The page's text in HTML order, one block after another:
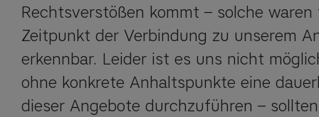
Rechtsverstößen kommt – solche
Zeitpunkt der Verbindung zu unserem
erkennbar. Leider ist es uns nicht
ohne konkrete Anhaltspunkte eine
dieser Angebote durchzuführen –